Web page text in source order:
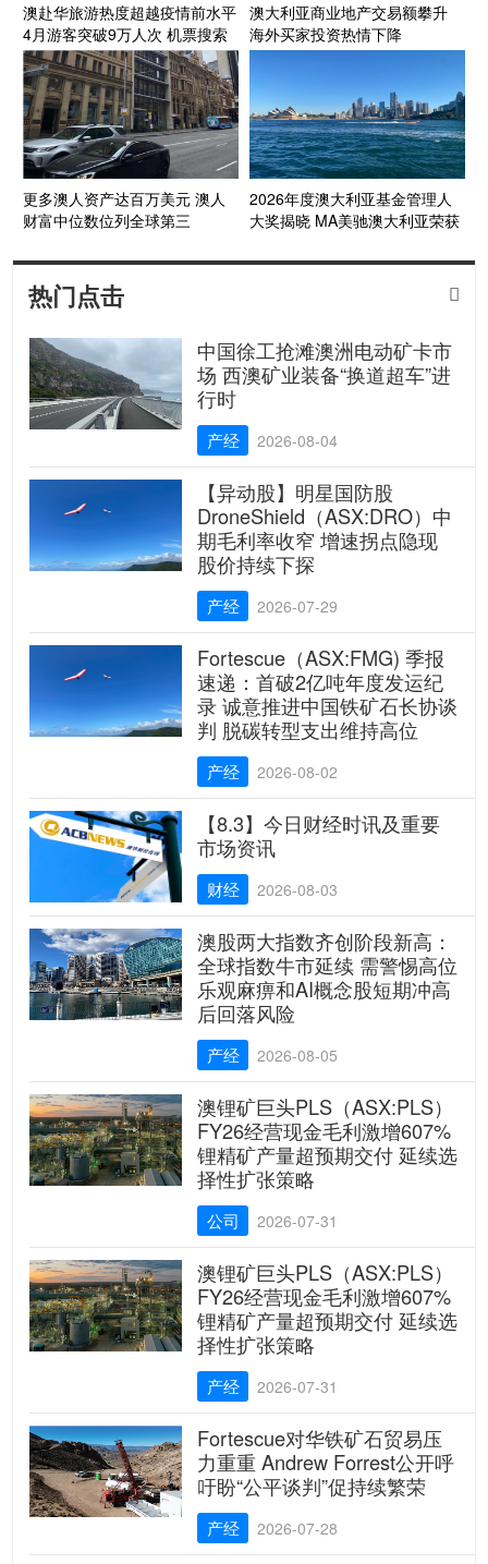
澳赴华旅游热度超越疫情前水平
4月游客突破9万人次 机票搜索
量显著增长
澳大利亚商业地产交易额攀升
海外买家投资热情下降
更多澳人资产达百万美元 澳人
财富中位数位列全球第三
2026年度澳大利亚基金管理人
大奖揭晓 MA美驰澳大利亚荣获
热门点击 
中国徐工抢滩澳洲电动矿卡市
场 西澳矿业装备“换道超车”进
行时
产经 2026-08-04
【异动股】明星国防股
DroneShield（ASX:DRO）中
期毛利率收窄 增速拐点隐现
股价持续下探
产经 2026-07-29
Fortescue（ASX:FMG) 季报
速递：首破2亿吨年度发运纪
录 诚意推进中国铁矿石长协谈
判 脱碳转型支出维持高位
产经 2026-08-02
【8.3】今日财经时讯及重要
市场资讯
财经 2026-08-03
澳股两大指数齐创阶段新高：
全球指数牛市延续 需警惕高位
乐观麻痹和AI概念股短期冲高
后回落风险
产经 2026-08-05
澳锂矿巨头PLS（ASX:PLS）
FY26经营现金毛利激增607%
锂精矿产量超预期交付 延续选
择性扩张策略
公司 2026-07-31
澳锂矿巨头PLS（ASX:PLS）
FY26经营现金毛利激增607%
锂精矿产量超预期交付 延续选
择性扩张策略
产经 2026-07-31
Fortescue对华铁矿石贸易压
力重重 Andrew Forrest公开呼
吁盼“公平谈判”促持续繁荣
产经 2026-07-28